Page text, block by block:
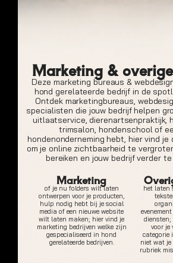
Marketing &
Deze marketing bureaus &
hond gerelateerde bedrijf in de
Ontdek marketingbureaus,
specialisten die jouw bedrijf helpen
uitlaatservice, dierenartsenpraktijk,
trimsalon, hondenschool of
hondenonderneming hebt, hier vind
om je online zichtbaarheid te
bereiken en jouw bedrijf verder
Marketing
of je nu folders wilt laten
ontwerpen voor je producten,
hulp nodig hebt bij je social
media of een nieuwe website
wilt laten maken; hier vind je
marketing bedrijven welke zijn
gespecialiseerd in hond
gerelateerde bedrijven.
het laten
diensten;
voor je
categorie
niet wat
rubriek